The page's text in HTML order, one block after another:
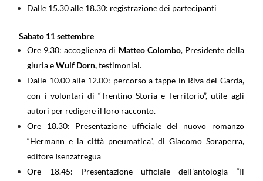
Dalle 15.30 alle 18.30: registrazione dei partecipanti
Sabato 11 settembre
Ore 9.30: accoglienza di Matteo Colombo, Presidente della
giuria eWulf Dorn,testimonial.
Dalle 10.00 alle 12.00: percorso a tappe in Riva del Garda,
con i volontari di “Trentino Storia e Territorio”, utile agli
autori per redigere il loro racconto.
Ore 18.30: Presentazione ufficiale del nuovo romanzo
“Hermann e la città pneumatica”, di Giacomo Soraperra,
editore Isenzatregua
Ore 18.45: Presentazione ufficiale dell’antologia “Il